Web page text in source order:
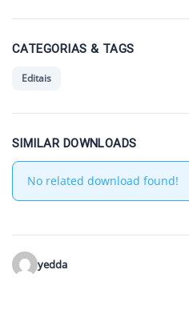
CATEGORIAS & TAGS
Editais
SIMILAR DOWNLOADS
No related download found!
yedda